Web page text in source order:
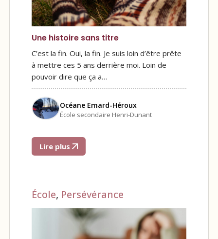
Une histoire sans titre
C’est la fin. Oui, la fin. Je suis loin d’être prête
à mettre ces 5 ans derrière moi. Loin de
pouvoir dire que ça a…
Océane Emard-Héroux
École secondaire Henri-Dunant
Lire plus
École, Persévérance